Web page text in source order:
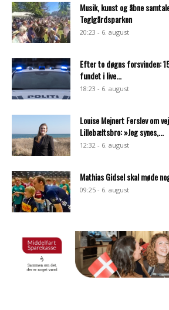
Musik, kunst og åbne
Teglgårdsparken
20:23 - 6. august
Efter to døgns forsvinden:
fundet i live...
18:23 - 6. august
Louise Mejnert Ferslev om
Lillebæltsbro: »Jeg synes,...
12:32 - 6. august
Mathias Gidsel skal møde
09:25 - 6. august